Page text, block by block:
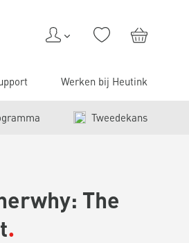
Werken bij Heutink
Tweedekans
The